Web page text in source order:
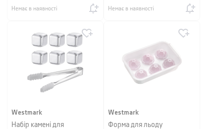
Немає в наявності Немає в наявності
Westmark
Набір камені для
Westmark
Форма для льоду